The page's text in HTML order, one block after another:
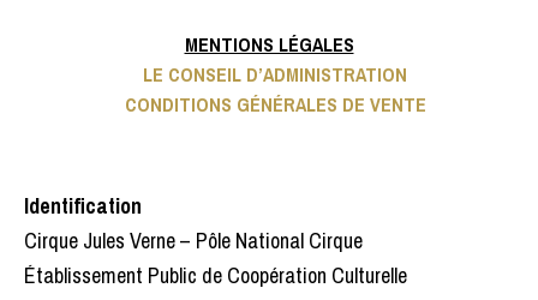
MENTIONS LÉGALES
LE CONSEIL D’ADMINISTRATION
CONDITIONS GÉNÉRALES DE VENTE
Identification
Cirque Jules Verne – Pôle National Cirque
Établissement Public de Coopération Culturelle